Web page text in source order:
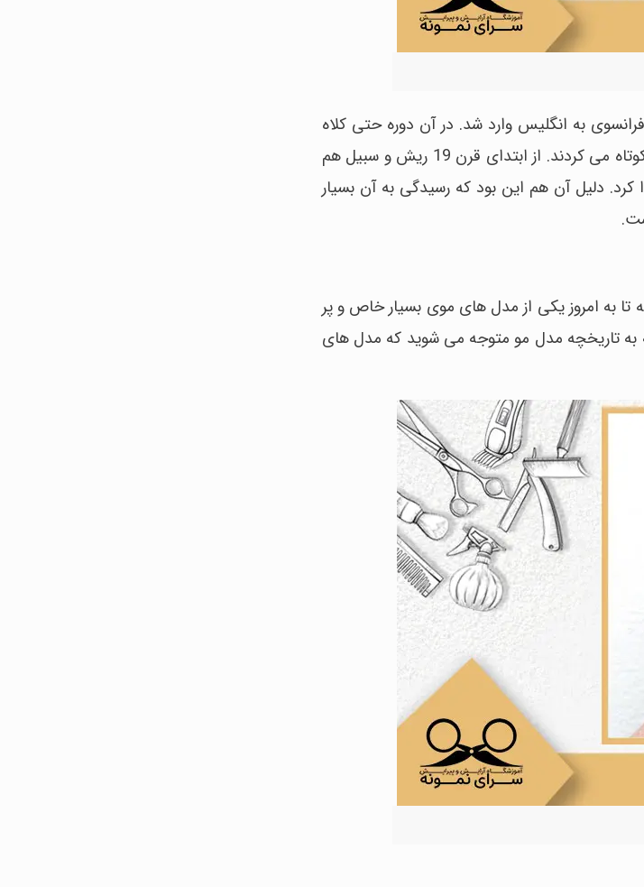
مد شد. کلاه گیس در سال 1660 با مدل های فرانسوی به انگلیس وارد شد. در آن دوره حتی کلاه
می کردند.
از ابتدای قرن 19 ریش و سبیل هم
دلیل آن هم این بود که رسیدگی به آن بسیار
از گذشته تا به امروز یکی از مدل های موی بسیار خاص و پر
به تاریخچه مدل مو متوجه می شوید که مدل های